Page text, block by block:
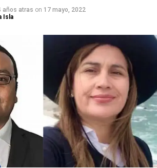
años atras on 17 mayo, 2022
Isla